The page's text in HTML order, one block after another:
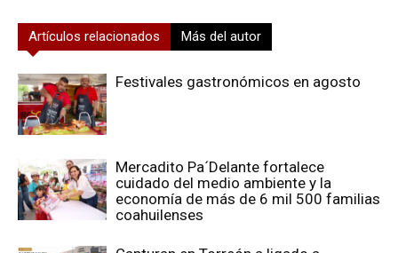
Artículos relacionados Más del autor
Festivales gastronómicos en agosto
Mercadito Pa´Delante fortalece
cuidado del medio ambiente y la
economía de más de 6 mil 500 familias
coahuilenses